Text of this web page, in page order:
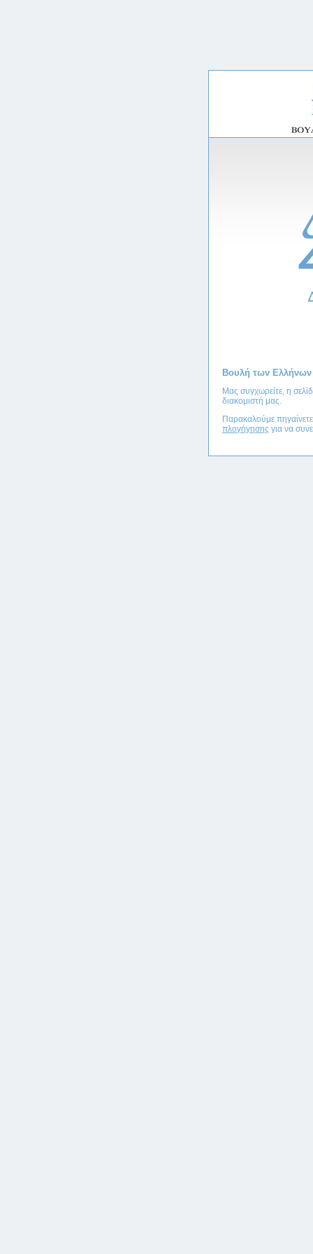
Βουλή των Ελλήνων
Μας συγχωρείτε, η
διακομιστή μας.
Παρακαλούμε
πλογήγησης για να